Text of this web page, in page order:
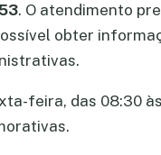
. O atendimento
obter
feira, das 08:30 às